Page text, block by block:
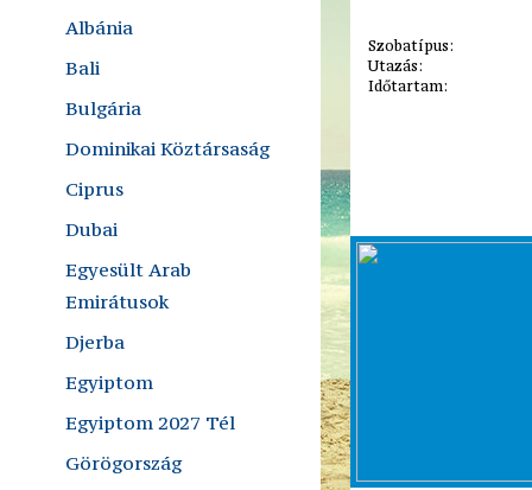
Albánia
Bali
Bulgária
Dominikai Köztársaság
Ciprus
Dubai
Egyesült Arab
Emirátusok
Djerba
Egyiptom
Egyiptom 2027 Tél
Görögország
Szobatípus:
Utazás:
Időtartam: